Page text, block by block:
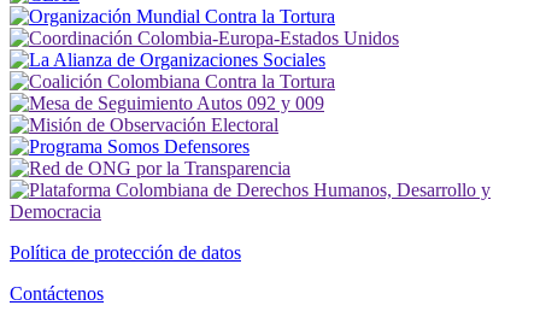
Política de protección de datos
Contáctenos